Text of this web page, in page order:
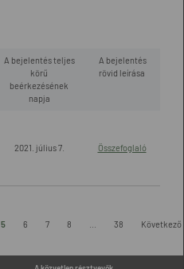
A bejelentés teljes
körű
beérkezésének
napja
A bejelentés
rövid leírása
2021. július 7. Összefoglaló
5 6 7 8 38 Következő